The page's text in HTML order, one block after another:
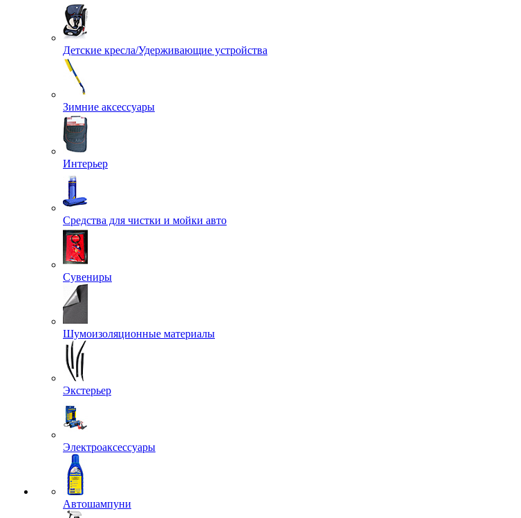
Детские кресла/Удерживающие устройства
Зимние аксессуары
Интерьер
Средства для чистки и мойки авто
Сувениры
Шумоизоляционные материалы
Экстерьер
Электроаксессуары
Автошампуни